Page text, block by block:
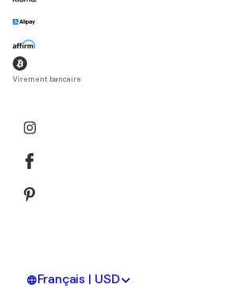
Virement bancaire
Français | USD